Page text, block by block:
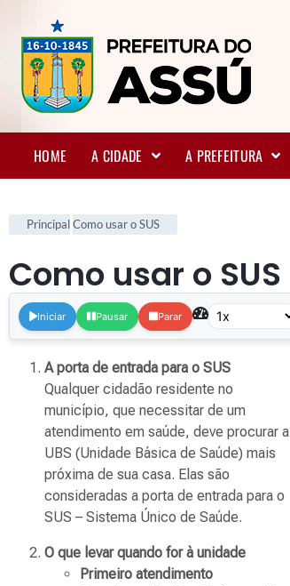
HOME A CIDADE A PREFEITURA
PrincipalComo usar o SUS
Como usar o SUS
Iniciar Pausar Parar
A porta de entrada para o SUS
Qualquer cidadão residente no
município, que necessitar de um
atendimento em saúde, deve procurar a
UBS (Unidade Básica de Saúde) mais
próxima de sua casa. Elas são
consideradas a porta de entrada para o
SUS – Sistema Único de Saúde.
O que levar quando for à unidade
Primeiro atendimento